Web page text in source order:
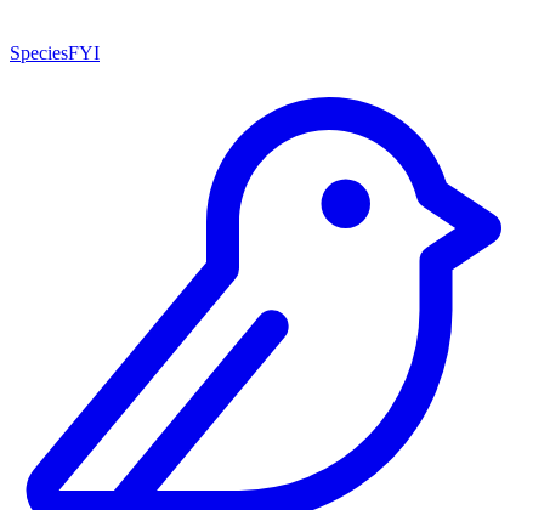
SpeciesFYI